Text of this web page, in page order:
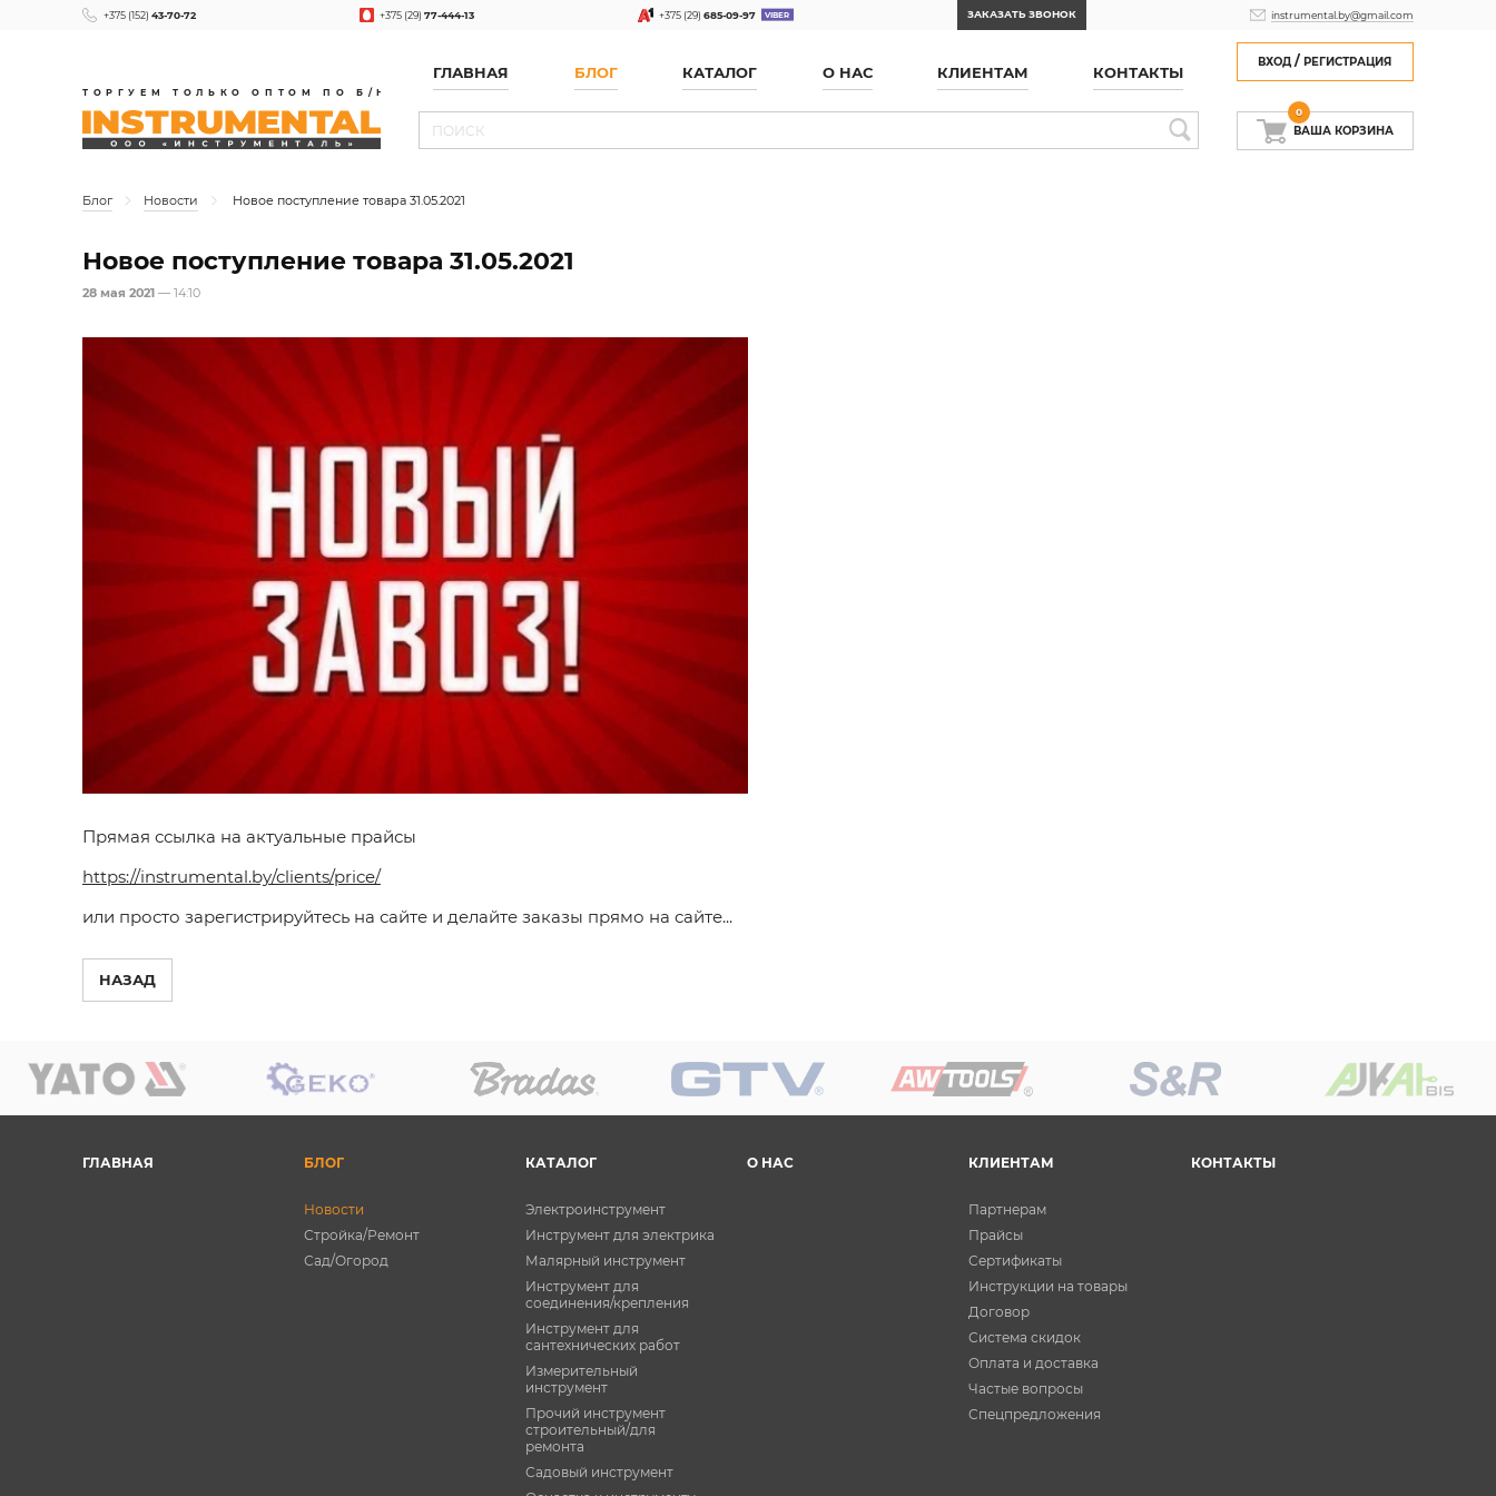
+375 (152) 43-70-72 +375 (29)77-444-13 +375 (29)685-09-97 ЗАКАЗАТЬ ЗВОНОК instrumental.by@gmail.com
ТОРГУЕМ ТОЛЬКО ОПТОМ ПО Б/Н
ГЛАВНАЯ БЛОГ КАТАЛОГ О НАС КЛИЕНТАМ КОНТАКТЫ
ВХОД /РЕГИСТРАЦИЯ
0
ВАША КОРЗИНА
Блог Новости Новое поступление товара 31.05.2021
Новое поступление товара 31.05.2021
28 мая 2021— 14:10
Прямая ссылка на актуальные прайсы
https://instrumental.by/clients/price/
или просто зарегистрируйтесь на сайте и делайте заказы прямо на сайте...
НАЗАД
ГЛАВНАЯ БЛОГ
Новости
Стройка/Ремонт
Сад/Огород
КАТАЛОГ
Электроинструмент
Инструмент для электрика
Малярный инструмент
Инструмент для
соединения/крепления
Инструмент для
сантехнических работ
Измерительный
инструмент
Прочий инструмент
строительный/для
ремонта
Садовый инструмент
О НАС КЛИЕНТАМ
Партнерам
Прайсы
Сертификаты
Инструкции на товары
Договор
Система скидок
Оплата и доставка
Частые вопросы
Спецпредложения
КОНТАКТЫ